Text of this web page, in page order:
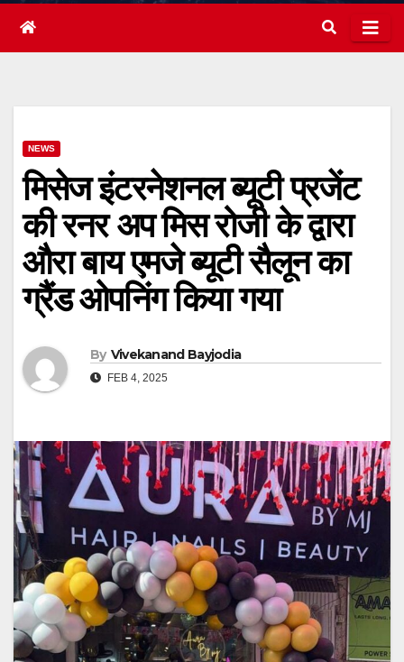
NEWS
मिसेज इंटरनेशनल ब्यूटी प्रजेंट
की रनर अप मिस रोजी के द्वारा
औरा बाय एमजे ब्यूटी सैलून का
ग्रैंड ओपनिंग किया गया
By Vivekanand Bayjodia
FEB 4, 2025